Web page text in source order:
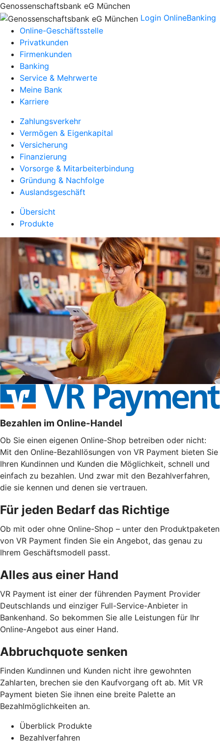
Genossenschaftsbank eG München
Login OnlineBanking
Online-Geschäftsstelle
Privatkunden
Firmenkunden
Banking
Service & Mehrwerte
Meine Bank
Karriere
Zahlungsverkehr
Vermögen & Eigenkapital
Versicherung
Finanzierung
Vorsorge & Mitarbeiterbindung
Gründung & Nachfolge
Auslandsgeschäft
Übersicht
Produkte
Bezahlen im Online-Handel
Ob Sie einen eigenen Online-Shop betreiben oder nicht:
Mit den Online-Bezahllösungen von VR Payment bieten Sie
Ihren Kundinnen und Kunden die Möglichkeit, schnell und
einfach zu bezahlen. Und zwar mit den Bezahlverfahren,
die sie kennen und denen sie vertrauen.
Für jeden Bedarf das Richtige
Ob mit oder ohne Online-Shop – unter den Produktpaketen
von VR Payment finden Sie ein Angebot, das genau zu
Ihrem Geschäftsmodell passt.
Alles aus einer Hand
VR Payment ist einer der führenden Payment Provider
Deutschlands und einziger Full-Service-Anbieter in
Bankenhand. So bekommen Sie alle Leistungen für Ihr
Online-Angebot aus einer Hand.
Abbruchquote senken
Finden Kundinnen und Kunden nicht ihre gewohnten
Zahlarten, brechen sie den Kaufvorgang oft ab. Mit VR
Payment bieten Sie ihnen eine breite Palette an
Bezahlmöglichkeiten an.
Überblick Produkte
Bezahlverfahren